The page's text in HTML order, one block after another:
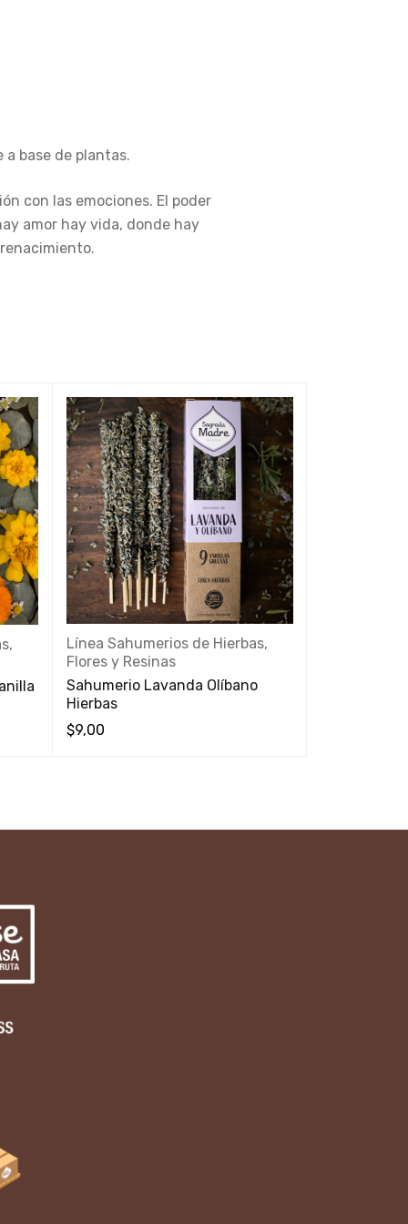
base de plantas.
con las emociones. El poder
amor hay vida, donde hay
Línea Sahumerios de Hierbas,
Flores y Resinas
Sahumerio Lavanda Olíbano
Hierbas
$9,00